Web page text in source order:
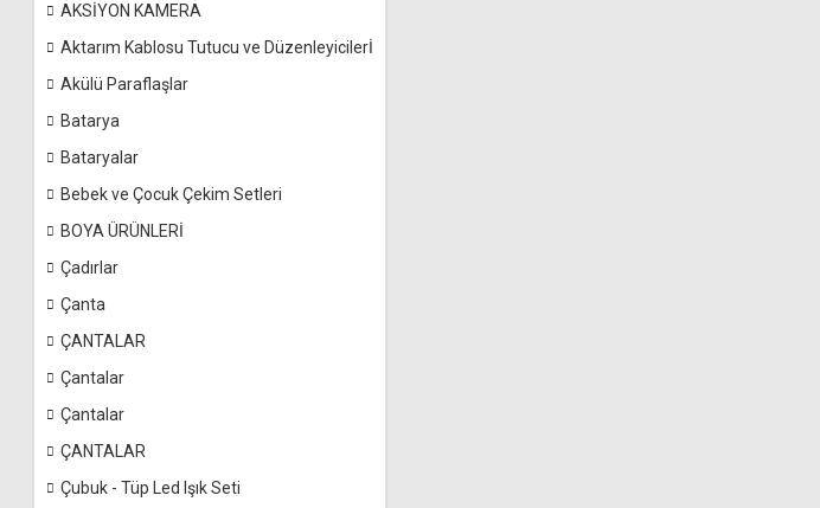
AKSİYON KAMERA
Aktarım Kablosu Tutucu ve Düzenleyicilerİ
Akülü Paraflaşlar
Batarya
Bataryalar
Bebek ve Çocuk Çekim Setleri
BOYA ÜRÜNLERİ
Çadırlar
Çanta
ÇANTALAR
Çantalar
Çantalar
ÇANTALAR
Çubuk - Tüp Led Işık Seti